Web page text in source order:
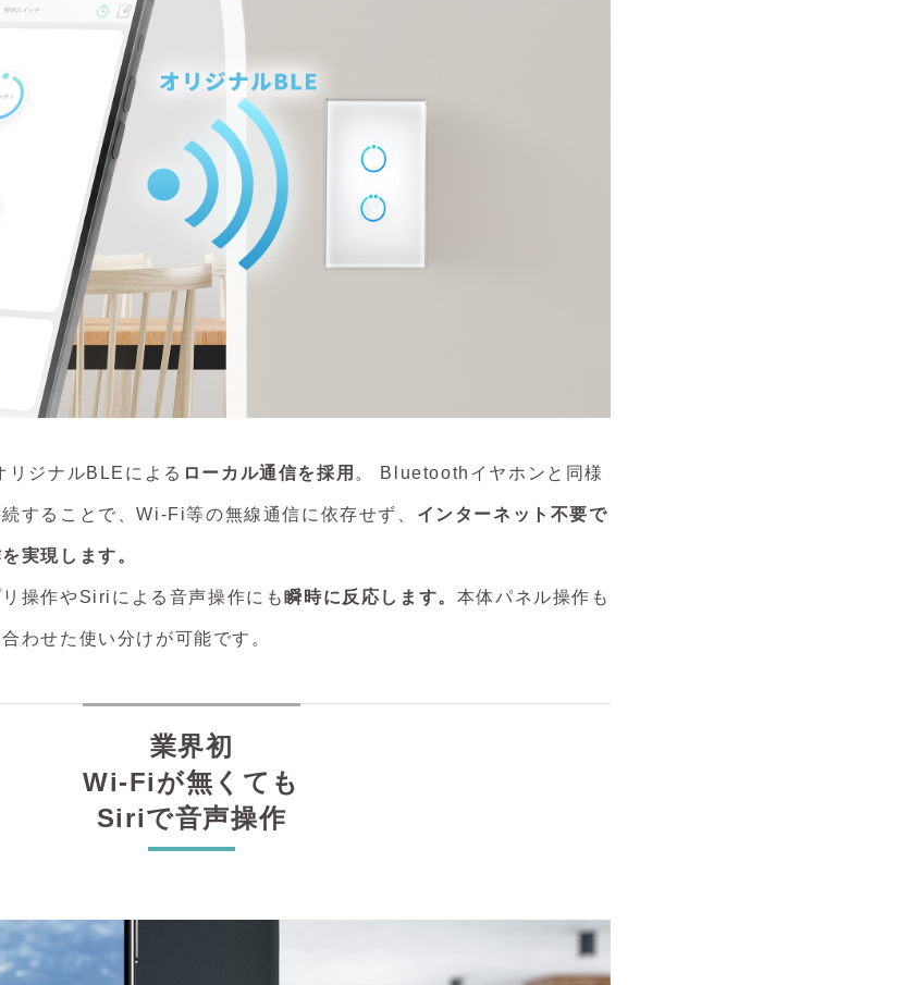
リジナルBLEによる ローカル通信を採用 。 Bluetoothイヤホンと同様
することで、Wi-Fi等の無線通信に依存せず、 インターネット不要で
実現します。
操作やSiriによる音声操作にも瞬時に反応します。 本体パネル操作も
わせた使い分けが可能です。
業界初
Wi-Fiが無くても
Siriで音声操作